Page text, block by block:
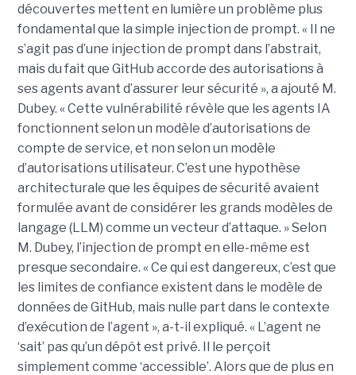
découvertes mettent en lumière un problème plus
fondamental que la simple injection de prompt. « Il ne
s’agit pas d’une injection de prompt dans l’abstrait,
mais du fait que GitHub accorde des autorisations à
ses agents avant d’assurer leur sécurité », a ajouté M.
Dubey. « Cette vulnérabilité révèle que les agents IA
fonctionnent selon un modèle d’autorisations de
compte de service, et non selon un modèle
d’autorisations utilisateur. C’est une hypothèse
architecturale que les équipes de sécurité avaient
formulée avant de considérer les grands modèles de
langage (LLM) comme un vecteur d’attaque. » Selon
M. Dubey, l’injection de prompt en elle-même est
presque secondaire. « Ce qui est dangereux, c’est que
les limites de confiance existent dans le modèle de
données de GitHub, mais nulle part dans le contexte
d’exécution de l’agent », a-t-il expliqué. « L’agent ne
‘sait’ pas qu’un dépôt est privé. Il le perçoit
simplement comme ‘accessible’. Alors que de plus en